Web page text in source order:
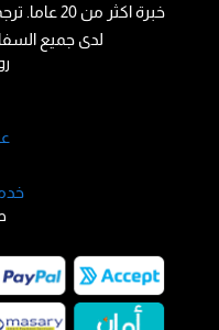
خبرة اكثر
لدى جميع